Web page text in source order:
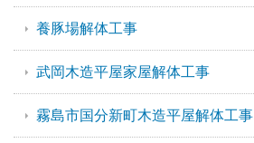
養豚場解体工事
武岡木造平屋家屋解体工事
霧島市国分新町木造平屋解体工事